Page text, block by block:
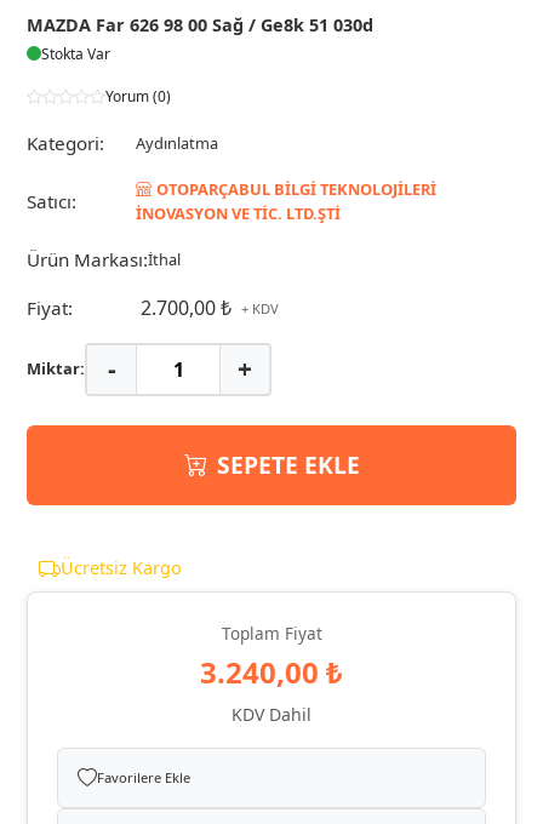
MAZDA Far 626 98 00 Sağ / Ge8k 51 030d
Stokta Var
Yorum (0)
Kategori: Aydınlatma
Satıcı:
OTOPARÇABUL BİLGİ TEKNOLOJİLERİ
İNOVASYON VE TİC. LTD.ŞTİ
Ürün Markası:İthal
Fiyat: 2.700,00 ₺ + KDV
Miktar: - +
SEPETE EKLE
Ücretsiz Kargo
Toplam Fiyat
3.240,00 ₺
KDV Dahil
Favorilere Ekle